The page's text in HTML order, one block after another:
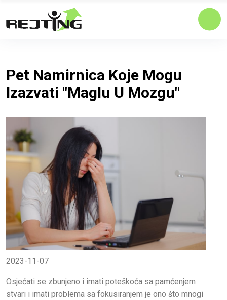
Pet Namirnica Koje Mogu
Izazvati "maglu U Mozgu"
2023-11-07
Osjećati se zbunjeno i imati poteškoća sa pamćenjem
stvari i imati problema sa fokusiranjem je ono što mnogi